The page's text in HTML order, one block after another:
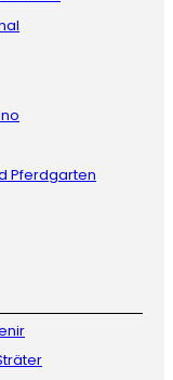
Pferdgarten